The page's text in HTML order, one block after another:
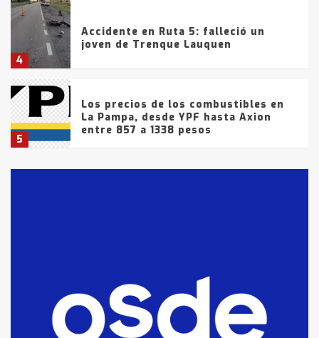
4
Accidente en Ruta 5: falleció un
joven de Trenque Lauquen
5
Los precios de los combustibles en
La Pampa, desde YPF hasta Axion
entre 857 a 1338 pesos
fueron detenidos por
comercialización de drogas en la
tarde del sábado